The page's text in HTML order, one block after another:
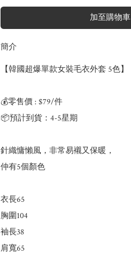
加至購物車
簡介
【韓國超爆單款女裝毛衣外套 5色】
💰零售價 : $79/件
📦預計到貨：4-5星期
針織慵懶風，非常易襯又保暖，
仲有5個顏色
衣長65
胸圍104
袖長38
肩寬65